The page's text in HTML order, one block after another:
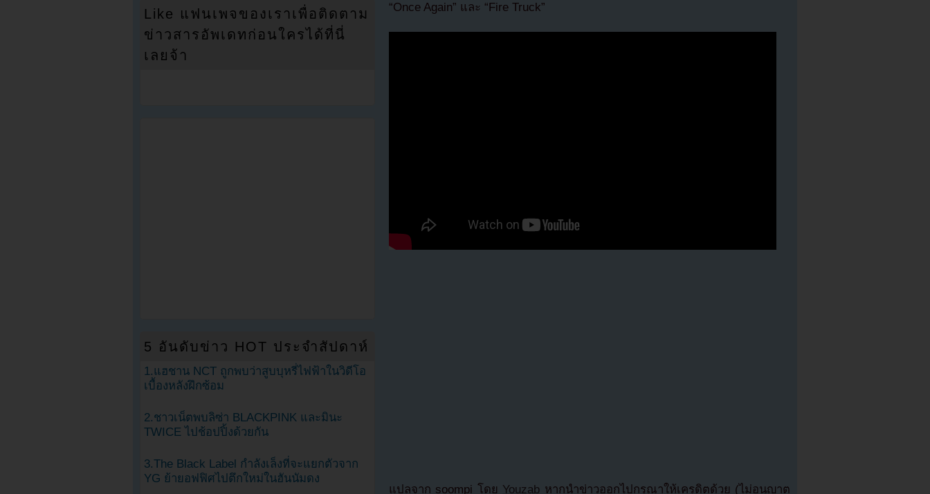
“Once Again” และ “Fire Truck”
แปลจาก soompi โดย Youzab หากนำข่าวออกไปกรุณาให้เครดิตด้วย (ไม่อนุญาต
Like แฟนเพจของเราเพื่อติดตาม
ข่าวสารอัพเดทก่อนใครได้ที่นี่
เลยจ้า
5 อันดับข่าว HOT ประจำสัปดาห์
1.แฮชาน NCT ถูกพบว่าสูบบุหรี่ไฟฟ้าในวิดีโอ
เบื้องหลังฝึกซ้อม
2.ชาวเน็ตพบลิซ่า BLACKPINK และมินะ
TWICE ไปช้อปปิ้งด้วยกัน
3.The Black Label กำลังเล็งที่จะแยกตัวจาก
YG ย้ายอฟฟิศไปตึกใหม่ในฮันนัมดง